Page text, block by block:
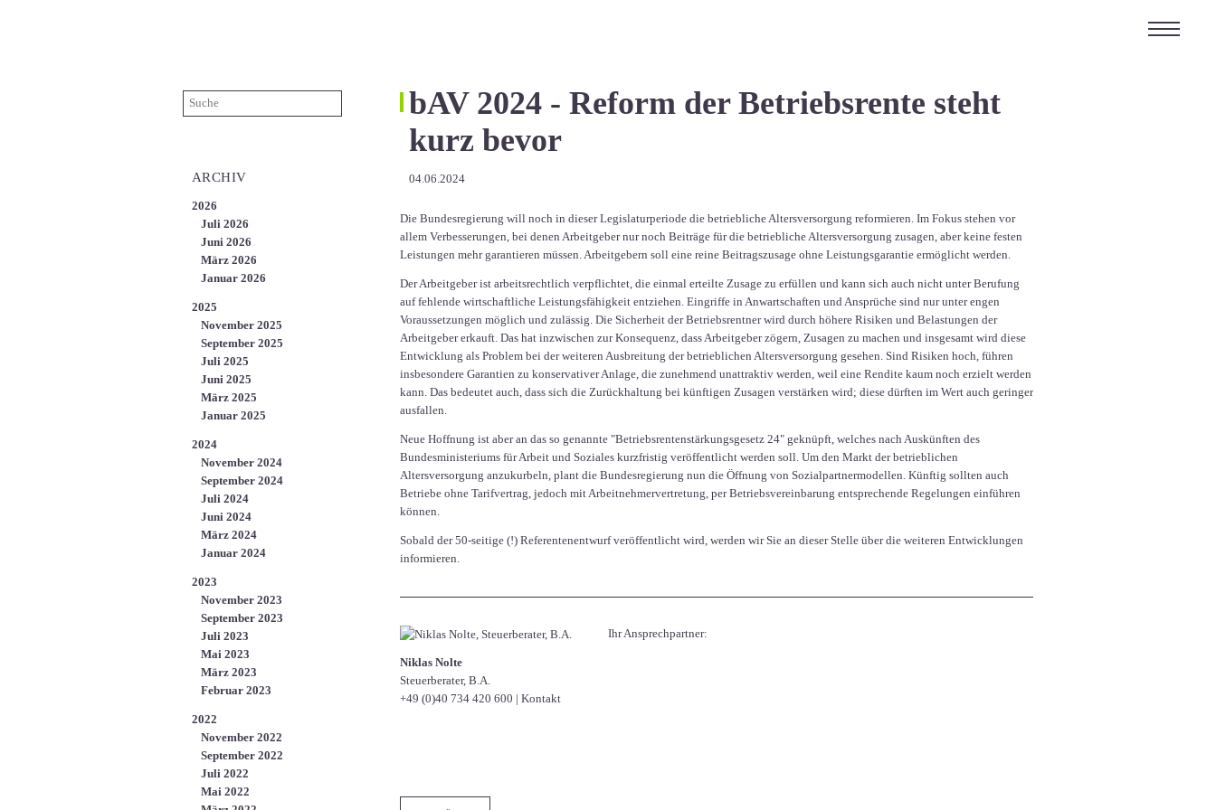
ARCHIV
2026
Juli 2026
Juni 2026
März 2026
Januar 2026
2025
November 2025
September 2025
Juli 2025
Juni 2025
März 2025
Januar 2025
2024
November 2024
September 2024
Juli 2024
Juni 2024
März 2024
Januar 2024
2023
November 2023
September 2023
Juli 2023
Mai 2023
März 2023
Februar 2023
2022
November 2022
September 2022
Juli 2022
Mai 2022
bAV 2024 - Reform der Betriebsrente steht
kurz bevor
04.06.2024
Die Bundesregierung will noch in dieser Legislaturperiode die betriebliche Altersversorgung reformieren. Im Fokus stehen vor
allem Verbesserungen, bei denen Arbeitgeber nur noch Beiträge für die betriebliche Altersversorgung zusagen, aber keine festen
Leistungen mehr garantieren müssen. Arbeitgebern soll eine reine Beitragszusage ohne Leistungsgarantie ermöglicht werden.
Der Arbeitgeber ist arbeitsrechtlich verpflichtet, die einmal erteilte Zusage zu erfüllen und kann sich auch nicht unter Berufung
auf fehlende wirtschaftliche Leistungsfähigkeit entziehen. Eingriffe in Anwartschaften und Ansprüche sind nur unter engen
Voraussetzungen möglich und zulässig. Die Sicherheit der Betriebsrentner wird durch höhere Risiken und Belastungen der
Arbeitgeber erkauft. Das hat inzwischen zur Konsequenz, dass Arbeitgeber zögern, Zusagen zu machen und insgesamt wird diese
Entwicklung als Problem bei der weiteren Ausbreitung der betrieblichen Altersversorgung gesehen. Sind Risiken hoch, führen
insbesondere Garantien zu konservativer Anlage, die zunehmend unattraktiv werden, weil eine Rendite kaum noch erzielt werden
kann. Das bedeutet auch, dass sich die Zurückhaltung bei künftigen Zusagen verstärken wird; diese dürften im Wert auch geringer
ausfallen.
Neue Hoffnung ist aber an das so genannte "Betriebsrentenstärkungsgesetz 24" geknüpft, welches nach Auskünften des
Bundesministeriums für Arbeit und Soziales kurzfristig veröffentlicht werden soll. Um den Markt der betrieblichen
Altersversorgung anzukurbeln, plant die Bundesregierung nun die Öffnung von Sozialpartnermodellen. Künftig sollten auch
Betriebe ohne Tarifvertrag, jedoch mit Arbeitnehmervertretung, per Betriebsvereinbarung entsprechende Regelungen einführen
können.
Sobald der 50-seitige (!) Referentenentwurf veröffentlicht wird, werden wir Sie an dieser Stelle über die weiteren Entwicklungen
informieren.
Ihr Ansprechpartner:
Niklas Nolte
Steuerberater, B.A.
+49 (0)40 734 420 600 | Kontakt